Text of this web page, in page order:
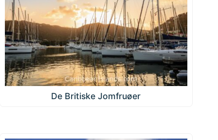
De Britiske Jomfruøer